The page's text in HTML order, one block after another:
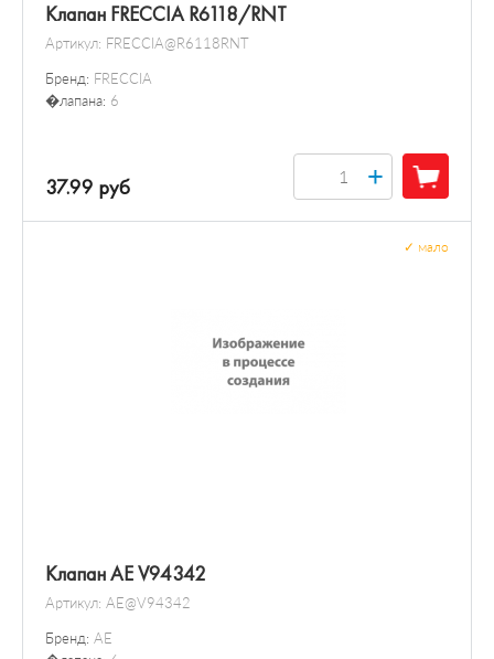
Клапан FRECCIA R6118/RNT
Артикул: FRECCIA@R6118RNT
Бренд: FRECCIA
�лапана: 6
37.99 руб +
Клапан AE V94342
Артикул: AE@V94342
Бренд: AE
мало